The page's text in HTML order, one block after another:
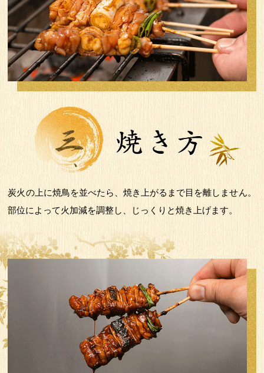
炭火の上に焼鳥を並べたら、焼き上がるまで目を離しません。
部位によって火加減を調整し、じっくりと焼き上げます。